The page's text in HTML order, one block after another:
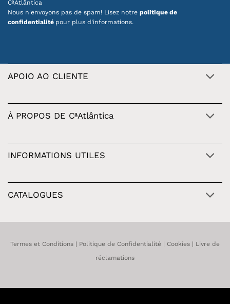
CªAtlântica
Nous n'envoyons pas de spam! Lisez notre politique de
confidentialité pour plus d'informations.
APOIO AO CLIENTE
À PROPOS DE CªAtlântica
INFORMATIONS UTILES
CATALOGUES
Termes et Conditions | Politique de Confidentialité | Cookies | Livre de
réclamations